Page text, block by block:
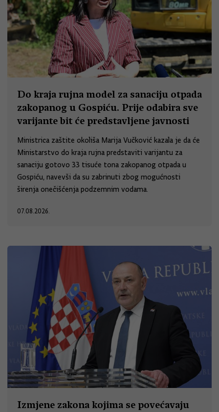
Do kraja rujna model za sanaciju otpada
zakopanog u Gospiću. Prije odabira sve
varijante bit će predstavljene javnosti
Ministrica zaštite okoliša Marija Vučković kazala je da će
Ministarstvo do kraja rujna predstaviti varijantu za
sanaciju gotovo 33 tisuće tona zakopanog otpada u
Gospiću, navevši da su zabrinuti zbog mogućnosti
širenja onečišćenja podzemnim vodama.
07.08.2026.
Izmjene zakona kojima se povećavaju